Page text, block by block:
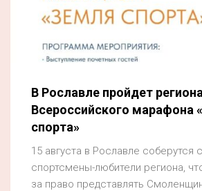
В Рославле пройдет
Всероссийского марафона
спорта»
15 августа в Рославле соберутся
спортсмены-любители региона,
за право представлять